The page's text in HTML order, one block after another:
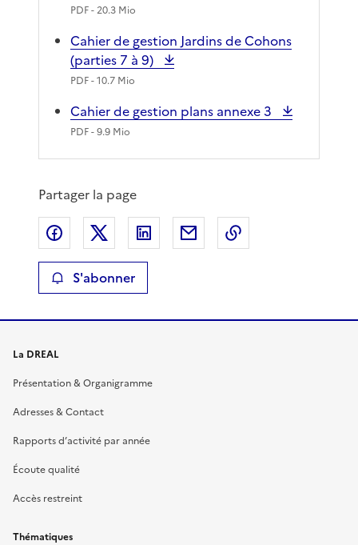
PDF- 20.3 Mio
Cahier de gestion Jardins de Cohons
(parties 7 à 9)
PDF- 10.7 Mio
Cahier de gestion plans annexe 3
PDF- 9.9 Mio
Partager la page
Partager sur Facebook
Partager sur XPartager sur LinkedIn
Partager par email
S'abonner
La DREAL
Présentation & Organigramme
Adresses & Contact
Rapports d’activité par année
Écoute qualité
Accès restreint
Thématiques